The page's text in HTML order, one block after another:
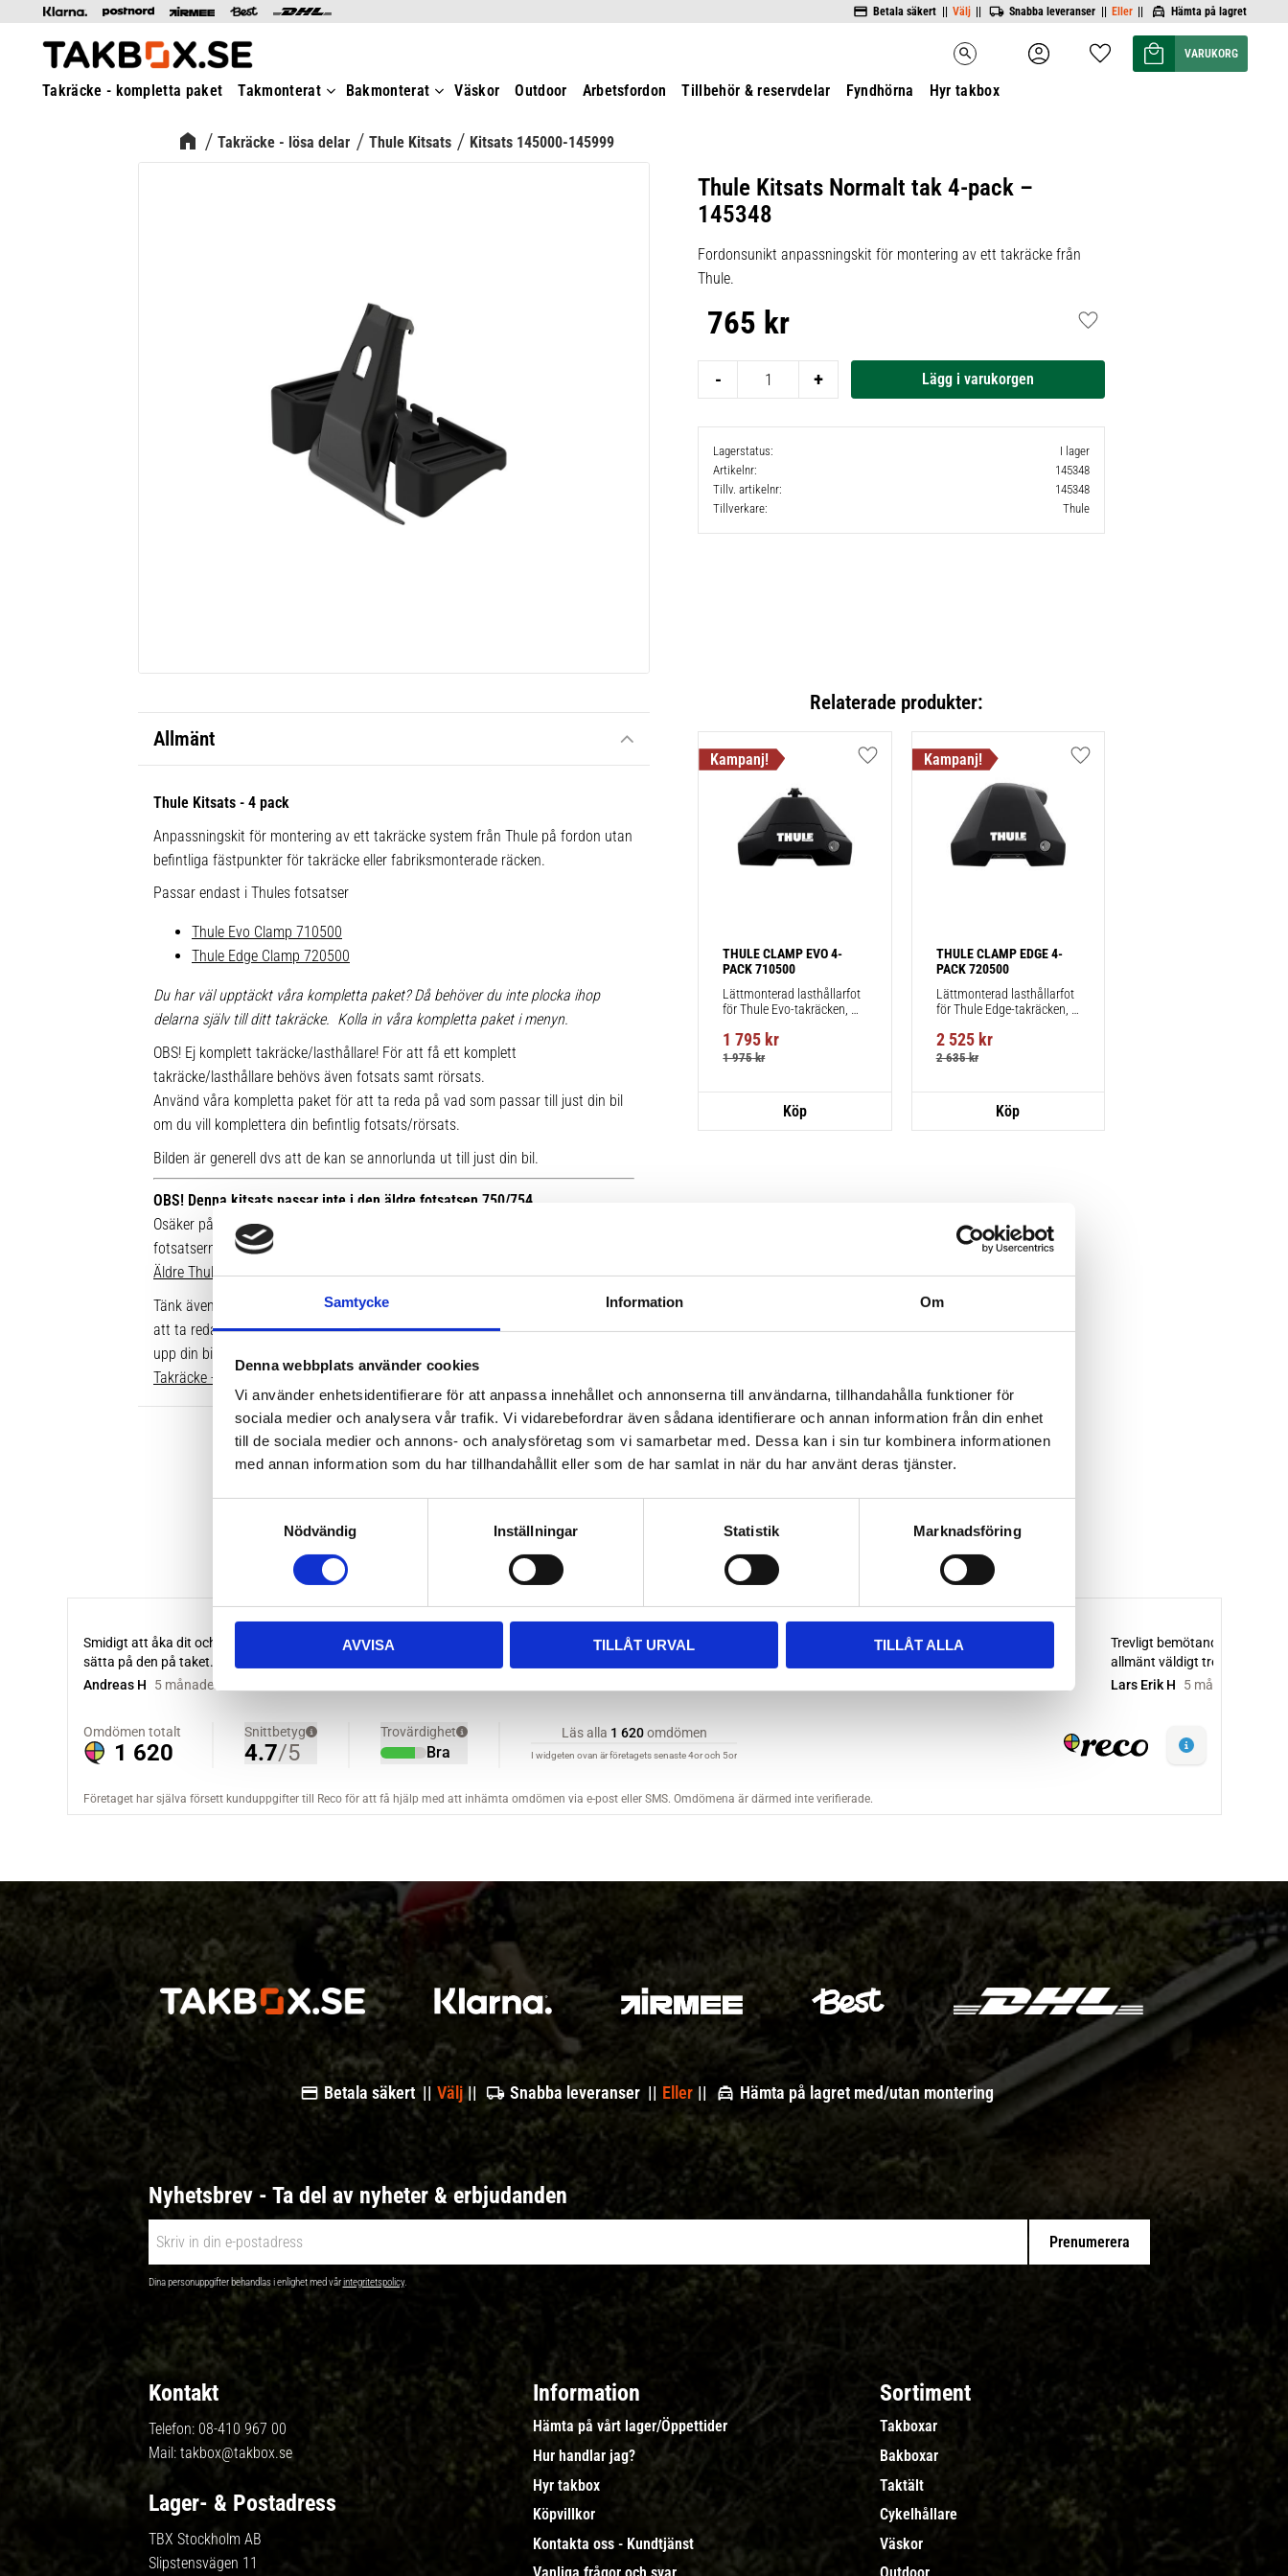
Samtycke Information Om
Denna webbplats använder cookies
Vi använder enhetsidentifierare för att anpassa innehållet och annonserna till användarna, tillhandahålla funktioner för
sociala medier och analysera vår trafik. Vi vidarebefordrar även sådana identifierare och annan information från din enhet
till de sociala medier och annons- och analysföretag som vi samarbetar med. Dessa kan i sin tur kombinera informationen
med annan information som du har tillhandahållit eller som de har samlat in när du har använt deras tjänster.
k
e
s
Nödvändig Inställningar Statistik Marknadsföring
AVVISA TILLÅT URVAL TILLÅT ALLA
Betala säkert || Välj || Snabba leveranser || Eller || Hämta på lagret
search Favoriter
Kundvagn
Takräcke - kompletta paket Takmonterat Bakmonterat Väskor Outdoor Arbetsfordon Tillbehör & reservdelar Fyndhörna Hyr takbox
Takräcke - lösa delar Thule Kitsats Kitsats 145000-145999
Thule Kitsats Normalt tak 4-pack –
145348
Fordonsunikt anpassningskit för montering av ett takräcke från
Thule.
765 kr
+
-
Lägg till i favoriter
Lagerstatus
I lager
Artikelnr
145348
Tillv. artikelnr
145348
Tillverkare
Thule
Allmänt
Thule Kitsats - 4 pack
Anpassningskit för montering av ett takräcke system från Thule på fordon utan
befintliga fästpunkter för takräcke eller fabriksmonterade räcken.
Passar endast i Thules fotsatser
Thule Evo Clamp 710500
Thule Edge Clamp 720500
Du har väl upptäckt våra kompletta paket? Då behöver du inte plocka ihop
delarna själv till ditt takräcke. Kolla in våra kompletta paket i menyn.
OBS! Ej komplett takräcke/lasthållare! För att få ett komplett
takräcke/lasthållare behövs även fotsats samt rörsats.
Använd våra kompletta paket för att ta reda på vad som passar till just din bil
om du vill komplettera din befintlig fotsats/rörsats.
Bilden är generell dvs att de kan se annorlunda ut till just din bil.
OBS! Denna kitsats passar inte i den äldre fotsatsen 750/754.
Osäker på vilken fot du har sedan tidigare? Här kan du se bilder på de äldre
fotsatserna:
Äldre Thule fotsatser som inte går att komplettera med nya kitsatser >>
Tänk även på att dina rör över taket behöver vara i rätt längd. Enklaste sättet
att ta reda på vilken längd du ska ha är att gå till våra kompletta paket, leta
upp din bil. Där ser du enkelt vilken längd som passar.
Takräcke - kompletta paket >>
Relaterade produkter:
THULE CLAMP EVO 4-
PACK 710500
Lättmonterad lasthållarfot
för Thule Evo-takräcken,
fästpunkter för takräcke
eller fabriksmonterade
1 795 kr
1 975kr
Lägg till i favoriter
THULE CLAMP EDGE 4-
PACK 720500
Lättmonterad lasthållarfot
för Thule Edge-takräcken,
fästpunkter för takräcke
eller fabriksmonterade
2 525kr
2 635kr
Lägg till i favoriter
Betala säkert || Välj || Snabba leveranser || Eller || Hämta på lagret med/utan montering
Nyhetsbrev - Ta del av nyheter & erbjudanden
Prenumerera
Dina personuppgifter behandlas i enlighet med vårintegritetspolicy.
Kontakt
Telefon: 08-410 967 00
Mail: takbox@takbox.se
Lager- & Postadress
TBX Stockholm AB
Slipstensvägen 11
Information
Hämta på vårt lager/Öppettider
Hur handlar jag?
Hyr takbox
Köpvillkor
Kontakta oss - Kundtjänst
Sortiment
Takboxar
Bakboxar
Taktält
Cykelhållare
Väskor